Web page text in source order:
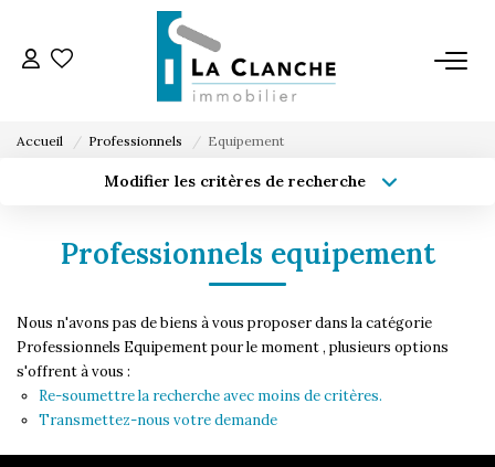
L'AGENCE
L'ÉQUIPE
VENTE
Accueil Professionnels Equipement
Modifier les critères de recherche
Type de bien
Surface min
Budget max Plus de critères
Créer une alerte
Professionnels equipement
Nous n'avons pas de biens à vous proposer dans la catégorie
Professionnels Equipement pour le moment , plusieurs options
s'offrent à vous :
Re-soumettre la recherche avec moins de critères.
Transmettez-nous votre demande